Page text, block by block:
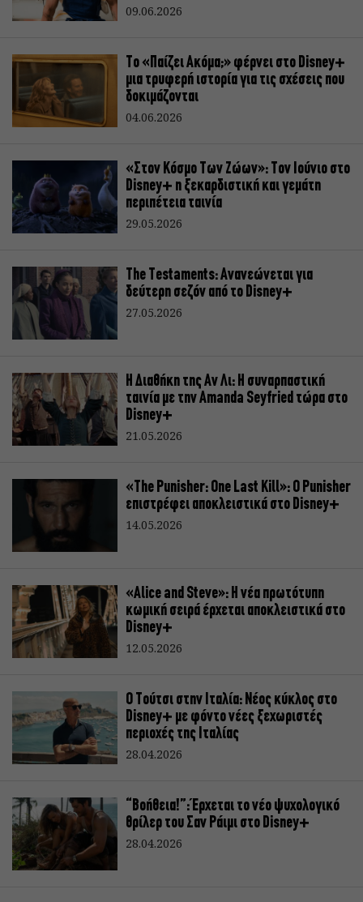
09.06.2026
Το «Παίζει Ακόμα;» φέρνει στο Disney+
μια τρυφερή ιστορία για τις σχέσεις που
δοκιμάζονται
04.06.2026
«Στον Κόσμο Tων Ζώων»: Τον Ιούνιο στο
Disney+ η ξεκαρδιστική και γεμάτη
περιπέτεια ταινία
29.05.2026
The Testaments: Ανανεώνεται για
δεύτερη σεζόν από το Disney+
27.05.2026
Η Διαθήκη της Αν Λι: Η συναρπαστική
ταινία με την Amanda Seyfried τώρα στο
Disney+
21.05.2026
«The Punisher: One Last Kill»: Ο Punisher
επιστρέφει αποκλειστικά στο Disney+
14.05.2026
«Alice and Steve»: Η νέα πρωτότυπη
κωμική σειρά έρχεται αποκλειστικά στο
Disney+
12.05.2026
Ο Τούτσι στην Ιταλία: Νέος κύκλος στο
Disney+ με φόντο νέες ξεχωριστές
περιοχές της Ιταλίας
28.04.2026
“Βοήθεια!”: Έρχεται το νέο ψυχολογικό
θρίλερ του Σαν Ράιμι στο Disney+
28.04.2026